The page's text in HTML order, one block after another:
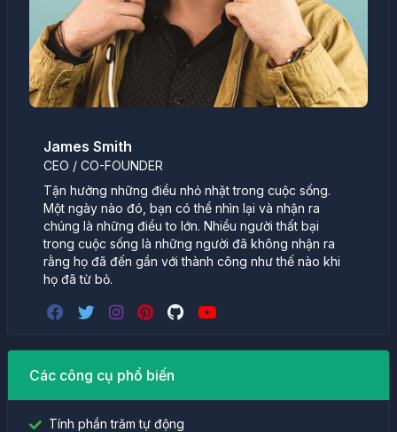
James Smith
CEO / CO-FOUNDER
Tận hưởng những điều nhỏ nhặt trong cuộc sống.
Một ngày nào đó, bạn có thể nhìn lại và nhận ra
chúng là những điều to lớn. Nhiều người thất bại
trong cuộc sống là những người đã không nhận ra
rằng họ đã đến gần với thành công như thế nào khi
họ đã từ bỏ.
Các công cụ phổ biến
Tính phần trăm tự động